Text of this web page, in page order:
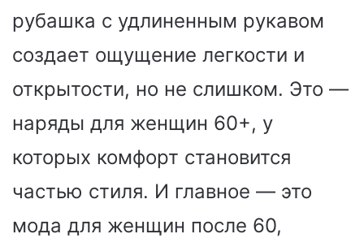
рубашка с удлиненным рукавом
создает ощущение легкости и
открытости, но не слишком. Это —
наряды для женщин 60+, у
которых комфорт становится
частью стиля. И главное — это
мода для женщин после 60,